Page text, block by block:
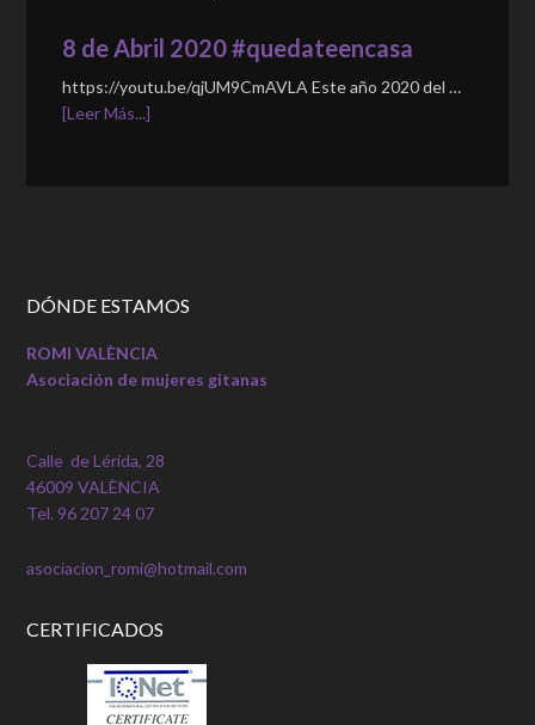
8 de Abril 2020 #quedateencasa
https://youtu.be/qjUM9CmAVLA Este año 2020 del …
[Leer Más...]
DÓNDE ESTAMOS
ROMI VALÈNCIA
Asociación de mujeres gitanas
Calle de Lérida, 28
46009 VALÈNCIA
Tel. 96 207 24 07
asociacion_romi@hotmail.com
CERTIFICADOS